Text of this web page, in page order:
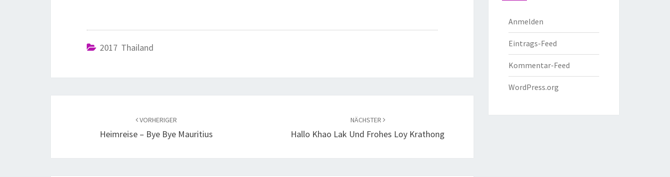
2017 Thailand
VORHERIGER
Heimreise – Bye Bye Mauritius
NÄCHSTER
Hallo Khao Lak Und Frohes Loy Krathong
Anmelden
Eintrags-Feed
Kommentar-Feed
WordPress.org